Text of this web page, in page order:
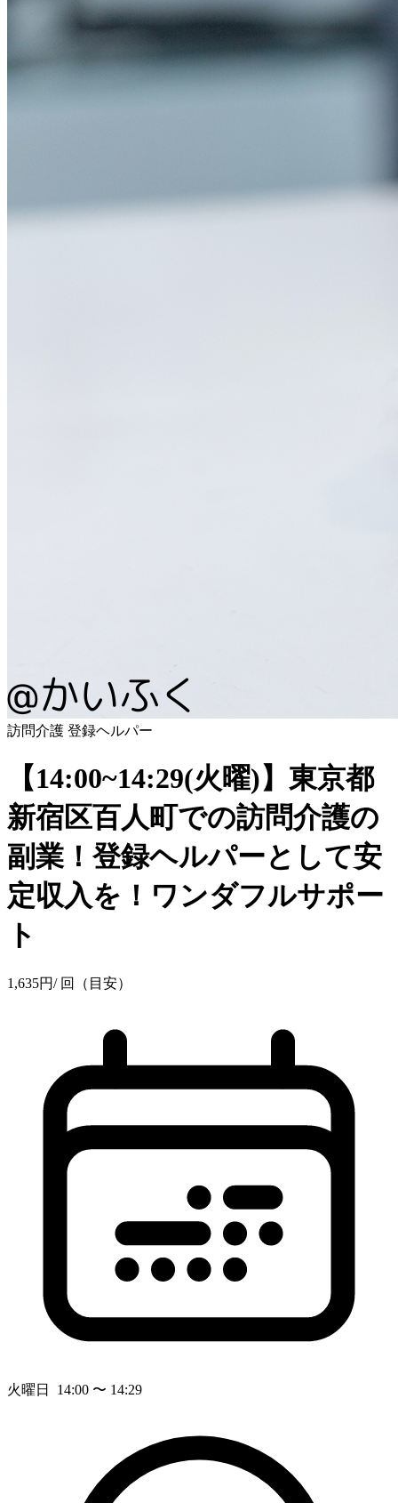
訪問介護 登録ヘルパー
【14:00~14:29(火曜)】東京都
新宿区百人町での訪問介護の
副業！登録ヘルパーとして安
定収入を！ワンダフルサポー
ト
1,635円/ 回（目安）
火曜日 14:00 〜 14:29